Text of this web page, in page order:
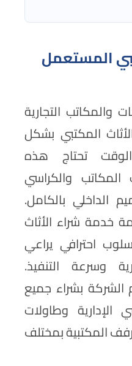
المستعمل
والمكاتب التجارية
المكتبي بشكل
تحتاج هذه
والكراسي
الداخلي بالكامل.
خدمة شراء الأثاث
احترافي يراعي
وسرعة التنفيذ.
الشركة بشراء جميع
الإدارية وطاولات
المكتبية بمختلف